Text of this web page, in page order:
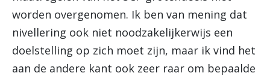
worden overgenomen. Ik ben van mening dat
nivellering ook niet noodzakelijkerwijs een
doelstelling op zich moet zijn, maar ik vind het
aan de andere kant ook zeer raar om bepaalde